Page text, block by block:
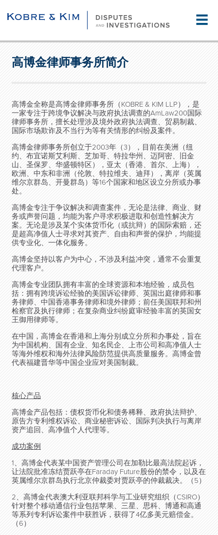
☰
高博金律师事务所简介
高博金全称是高博金律师事务所（KOBRE & KIM LLP），是
一家专注于跨境争议解决与政府执法调查的AmLaw200国际
律师事务所，擅长处理涉及境外政府执法调查、贸易制裁、
国际市场欺诈及不当行为等有关情形的纠纷及案件。
高博金律师事务所创立于2003年（3），目前在美洲（纽
约、布宜诺斯艾利斯、芝加哥、特拉华州、迈阿密、旧金
山、圣保罗、华盛顿特区），亚太（香港、首尔、上海），
欧洲、中东和非洲（伦敦、特拉维夫、迪拜），离岸（英属
维尔京群岛、开曼群岛）等16个国家和地区设立分所或办事
处。
高博金专注于争议解决和调查案件，无论是法律、商业、财
务或声誉问题，均能为客户寻求积极进取和创造性解决方
案。无论是涉及某个实体货币化（或抗辩）的国际索赔，还
是超高净值人士寻求对其资产、自由和声誉的保护，均能提
供专业化、一体化服务。
高博金坚持以客户为中心，不涉及利益冲突，通常不会重复
代理客户。
高博金专业团队拥有丰富的全球资源和本地经验，成员包
括：拥有跨境诉讼经验的美国诉讼律师、英国出庭律师和事
务律师、中国香港事务律师和境外律师；前任美国联邦和州
检察官及执行律师；在复杂商业纠纷庭审经验丰富的英国女
王御用律师等。
在中国，高博金在香港和上海分别成立分所和办事处，旨在
为中国机构、国有企业、知名民企、上市公司和高净值人士
等海外维权和海外法律风险防范提供高质量服务。高博金曾
代表福建晋华等中国企业应对美国制裁。
核心产品
高博金产品包括：债权货币化和债务稀释、政府执法辩护、
原告方专利维权诉讼、商业秘密诉讼、国际判决执行与离岸
资产追回、高净值个人代理等。
成功案例
1、高博金代表某中国资产管理公司在加勒比最高法院起诉，
让法院批准冻结贾跃亭在Faraday Future股份的禁令，以及在
英属维尔京群岛执行北京仲裁委对贾跃亭的仲裁裁决。（5）
2、高博金代表澳大利亚联邦科学与工业研究组织（CSIRO）
针对整个移动通信行业包括苹果、三星、思科、博通和高通
等系列专利诉讼案件中获胜诉，获得了4亿多美元赔偿金。
（6）